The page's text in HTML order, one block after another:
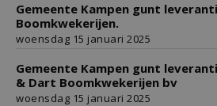
Gemeente Kampen gunt
Boomkwekerijen.
woensdag 15 januari 2025
Gemeente Kampen gunt
& Dart Boomkwekerijen bv
woensdag 15 januari 2025